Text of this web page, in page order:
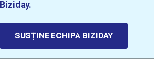
Biziday.
SUSȚINE ECHIPA BIZIDAY